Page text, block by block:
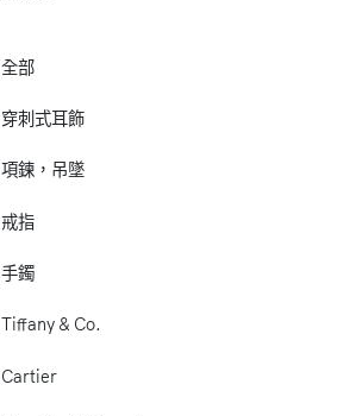
全部
穿刺式耳飾
項鍊，吊墜
戒指
手鐲
Tiffany & Co.
Cartier